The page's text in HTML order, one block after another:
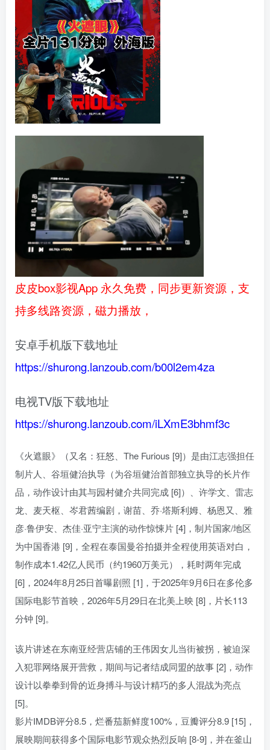
皮皮box影视App 永久免费，同步更新资源，支
持多线路资源，磁力播放，
安卓手机版下载地址
https://shurong.lanzoub.com/b00l2em4za
电视TV版下载地址
https://shurong.lanzoub.com/iLXmE3bhmf3c
《火遮眼》（又名：狂怒、The Furious [9]）是由江志强担任
制片人、谷垣健治执导（为谷垣健治首部独立执导的长片作
品，动作设计由其与园村健介共同完成 [6]）、许学文、雷志
龙、麦天枢、岑君茜编剧，谢苗、乔·塔斯利姆、杨恩又、雅
彦·鲁伊安、杰佳·亚宁主演的动作惊悚片 [4]，制片国家/地区
为中国香港 [9]，全程在泰国曼谷拍摄并全程使用英语对白，
制作成本1.42亿人民币（约1960万美元），耗时两年完成
[6]，2024年8月25日首曝剧照 [1]，于2025年9月6日在多伦多
国际电影节首映，2026年5月29日在北美上映 [8]，片长113
分钟 [9]。
该片讲述在东南亚经营店铺的王伟因女儿当街被拐，被迫深
入犯罪网络展开营救，期间与记者结成同盟的故事 [2]，动作
设计以拳拳到骨的近身搏斗与设计精巧的多人混战为亮点
[5]。
影片IMDB评分8.5，烂番茄新鲜度100%，豆瓣评分8.9 [15]，
展映期间获得多个国际电影节观众热烈反响 [8-9]，并在釜山